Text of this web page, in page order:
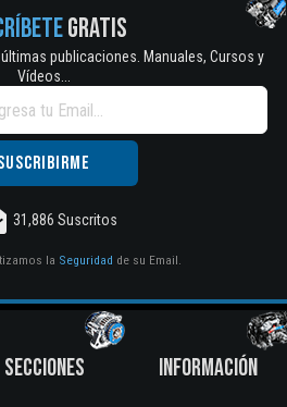
GRATIS
publicaciones. Manuales, Cursos y
Vídeos...
31,886 Suscritos
la Seguridad de su Email.
SECCIONES
INFORMACIÓN